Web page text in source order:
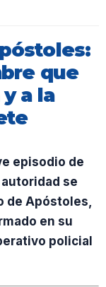
que
a la
episodio de
se
de Apóstoles,
en su
policial